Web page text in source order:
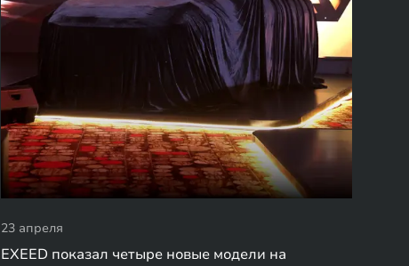
23 апреля
EXEED показал четыре новые модели на